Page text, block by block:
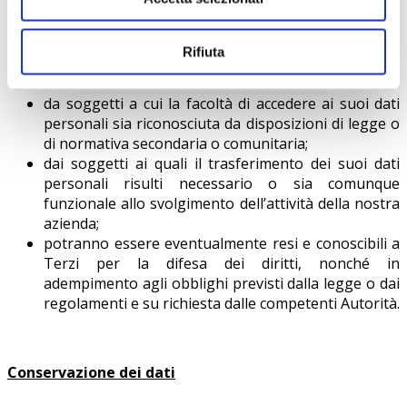
Rifiuta
comunque funzionale alla gestione del rapporto
contrattuale e al perseguimento del legittimo interesse
del titolare, i suoi dati saranno comunicati ai seguenti
soggetti:
da soggetti a cui la facoltà di accedere ai suoi dati
personali sia riconosciuta da disposizioni di legge o
di normativa secondaria o comunitaria;
dai soggetti ai quali il trasferimento dei suoi dati
personali risulti necessario o sia comunque
funzionale allo svolgimento dell’attività della nostra
azienda;
potranno essere eventualmente resi e conoscibili a
Terzi per la difesa dei diritti, nonché in
adempimento agli obblighi previsti dalla legge o dai
regolamenti e su richiesta dalle competenti Autorità.
Conservazione dei dati